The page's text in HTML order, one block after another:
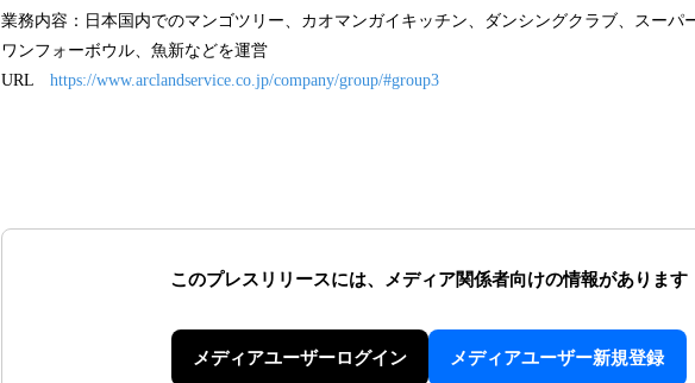
業務内容：日本国内でのマンゴツリー、カオマンガイキッチン、ダンシングクラブ、スーパ
ワンフォーボウル、魚新などを運営
URL https://www.arclandservice.co.jp/company/group/#group3
このプレスリリースには、 メディア関係者向けの情報があります
メディアユーザーログイン メディアユーザー新規登録